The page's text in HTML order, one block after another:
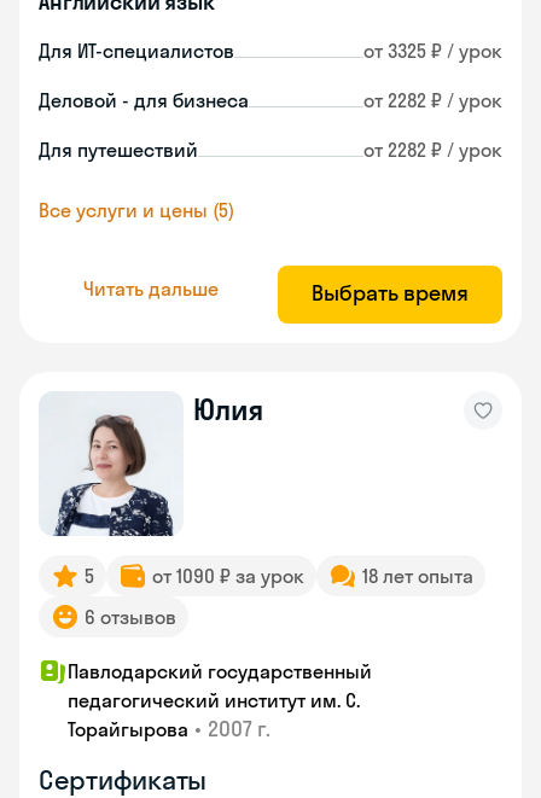
Для ИТ-специалистов от 3325 ₽ / урок
Деловой - для бизнеса от 2282 ₽ / урок
Для путешествий от 2282 ₽ / урок
Все услуги и цены (5)
Читать дальше Выбрать время
Юлия
5 от 1090 ₽ за урок
18 лет опыта
6 отзывов
Павлодарский государственный
педагогический институт им. С.
Торайгырова • 2007 г.
Сертификаты